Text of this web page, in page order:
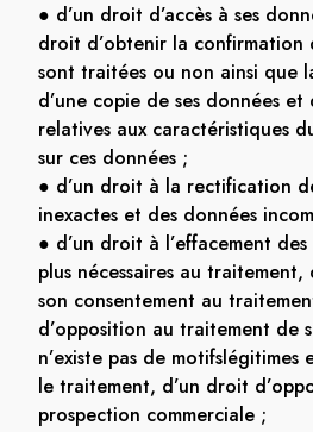
● d’un droit d’accès à ses
droit d’obtenir la confirmation
sont traitées ou non ainsi que
d’une copie de ses données
relatives aux caractéristiques
sur ces données ;
● d’un droit à la rectification
inexactes et des données
● d’un droit à l’effacement
plus nécessaires au
son consentement au
d’opposition au traitement de
n’existe pas de
le traitement, d’un droit
prospection commerciale ;